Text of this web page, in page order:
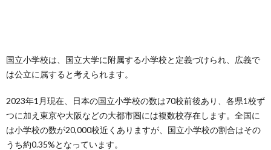
国立小学校は、国立大学に附属する小学校と定義づけられ、広義で
は公立に属すると考えられます。
2023年1月現在、日本の国立小学校の数は70校前後あり、各県1校ず
つに加え東京や大阪などの大都市圏には複数校存在します。全国に
は小学校の数が20,000校近くありますが、国立小学校の割合はその
うち約0.35%となっています。